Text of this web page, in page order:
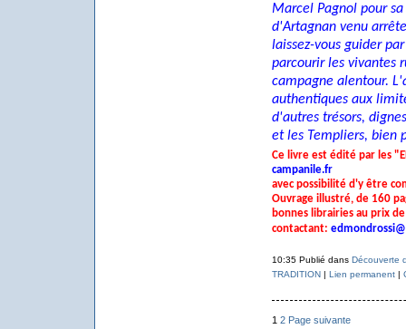
Marcel Pagnol pour
d'Artagnan venu
laissez-vous guider
parcourir les vivantes
campagne alentour.
authentiques aux
d'autres trésors,
et les Templiers, bien
Ce livre est édité par les
campanile.fr
avec possibilité d'y être
Ouvrage illustré, de 160
bonnes librairies au prix
contactant:
10:35 Publié dans Découverte
TRADITION| Lien permanent|
1 2 Page suivante